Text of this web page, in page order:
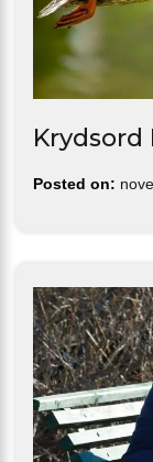
Posted on: